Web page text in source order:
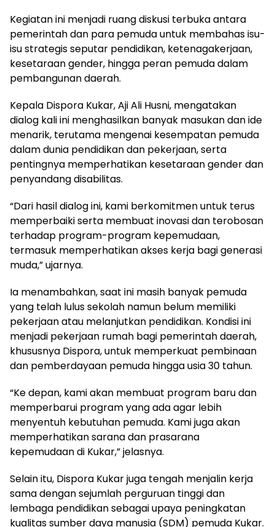
Kegiatan ini menjadi ruang diskusi terbuka antara
pemerintah dan para pemuda untuk membahas isu-
isu strategis seputar pendidikan, ketenagakerjaan,
kesetaraan gender, hingga peran pemuda dalam
pembangunan daerah.
Kepala Dispora Kukar, Aji Ali Husni, mengatakan
dialog kali ini menghasilkan banyak masukan dan ide
menarik, terutama mengenai kesempatan pemuda
dalam dunia pendidikan dan pekerjaan, serta
pentingnya memperhatikan kesetaraan gender dan
penyandang disabilitas.
“Dari hasil dialog ini, kami berkomitmen untuk terus
memperbaiki serta membuat inovasi dan terobosan
terhadap program-program kepemudaan,
termasuk memperhatikan akses kerja bagi generasi
muda,” ujarnya.
Ia menambahkan, saat ini masih banyak pemuda
yang telah lulus sekolah namun belum memiliki
pekerjaan atau melanjutkan pendidikan. Kondisi ini
menjadi pekerjaan rumah bagi pemerintah daerah,
khususnya Dispora, untuk memperkuat pembinaan
dan pemberdayaan pemuda hingga usia 30 tahun.
“Ke depan, kami akan membuat program baru dan
memperbarui program yang ada agar lebih
menyentuh kebutuhan pemuda. Kami juga akan
memperhatikan sarana dan prasarana
kepemudaan di Kukar,” jelasnya.
Selain itu, Dispora Kukar juga tengah menjalin kerja
sama dengan sejumlah perguruan tinggi dan
lembaga pendidikan sebagai upaya peningkatan
kualitas sumber daya manusia (SDM) pemuda Kukar.